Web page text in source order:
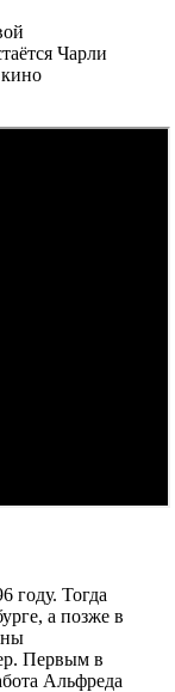
Чарли
году. Тогда
а позже в
Первым в
Альфреда